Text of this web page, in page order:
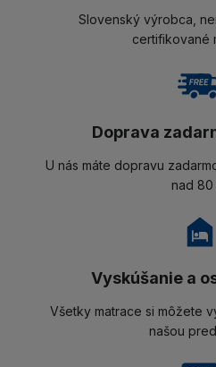
Slovenský výrobca,
certifikované
Doprava
U nás máte dopravu
nad 80
Vyskúšanie a
Všetky matrace si môžete
našou